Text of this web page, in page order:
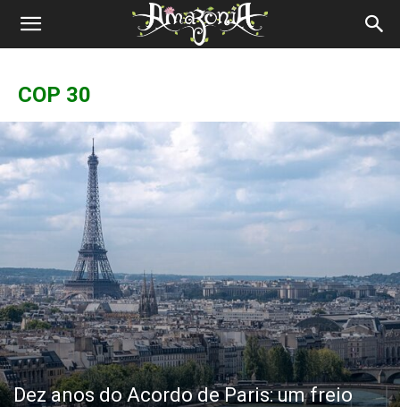
Revista
COP 30
Dez anos do Acordo de Paris: um freio